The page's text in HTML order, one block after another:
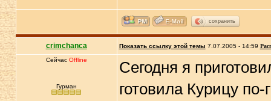
сохранить
crimchanca Показать ссылку этой темы 7.07.2005 - 14:59
Сейчас Offline
Гурман
Сегодня я
готовила Курицу